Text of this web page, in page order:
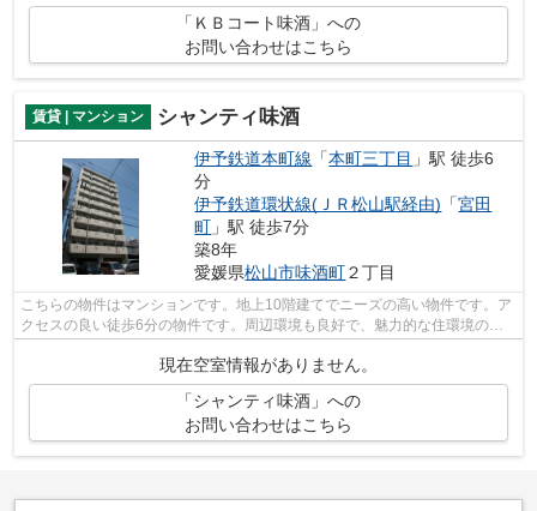
「ＫＢコート味酒」への
お問い合わせはこちら
賃貸 | マンション シャンティ味酒
伊予鉄道本町線 「本町三丁目 」駅 徒歩6
分
伊予鉄道環状線(ＪＲ松山駅経由) 「宮田
町 」駅 徒歩7分
築8年
愛媛県松山市味酒町２丁目
こちらの物件はマンションです。地上10階建てでニーズの高い物件です。ア
クセスの良い徒歩6分の物件です。周辺環境も良好で、魅力的な住環境のあ
現在空室情報がありません。
「シャンティ味酒」への
お問い合わせはこちら